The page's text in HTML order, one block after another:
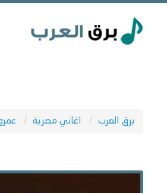
برق العرب اغاني مصرية